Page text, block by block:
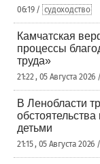
06:19 / судоходство
Камчатская
процессы
труда»
21:22 , 05 Августа
В Ленобласти
детьми
21:15 , 05 Августа 2026